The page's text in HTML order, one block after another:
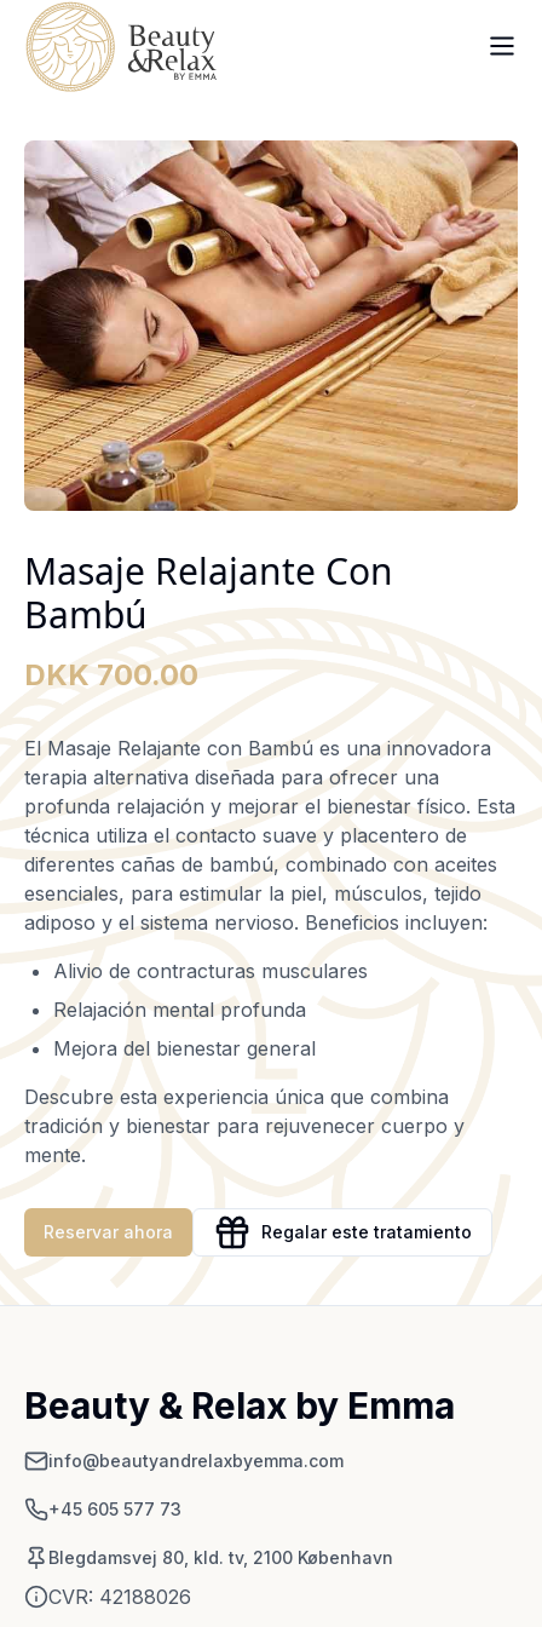
Masaje Relajante Con
Bambú
DKK 700.00
El Masaje Relajante con Bambú es una innovadora
terapia alternativa diseñada para ofrecer una
profunda relajación y mejorar el bienestar físico. Esta
técnica utiliza el contacto suave y placentero de
diferentes cañas de bambú, combinado con aceites
esenciales, para estimular la piel, músculos, tejido
adiposo y el sistema nervioso. Beneficios incluyen:
Alivio de contracturas musculares
Relajación mental profunda
Mejora del bienestar general
Descubre esta experiencia única que combina
tradición y bienestar para rejuvenecer cuerpo y
mente.
Reservar ahora Regalar este tratamiento
Beauty & Relax by Emma
info@beautyandrelaxbyemma.com
+45 605 577 73
Blegdamsvej 80, kld. tv, 2100 København
CVR: 42188026